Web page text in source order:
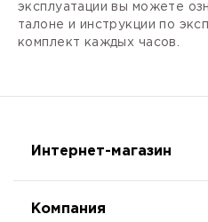
эксплуатации вы можете
талоне и инструкции по
комплект каждых часов.
Интернет-магазин
Компания